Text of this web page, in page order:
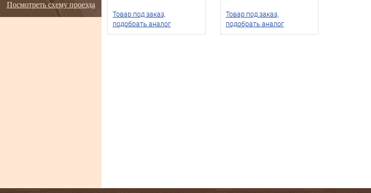
Посмотреть схему проезда
Товар под заказ,
подобрать аналог
Товар под заказ,
подобрать аналог